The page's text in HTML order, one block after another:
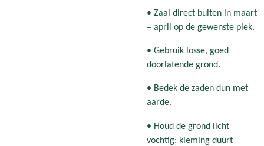
• Zaai direct buiten in maart
– april op de gewenste plek.
• Gebruik losse, goed
doorlatende grond.
• Bedek de zaden dun met
aarde.
• Houd de grond licht
vochtig; kieming duurt